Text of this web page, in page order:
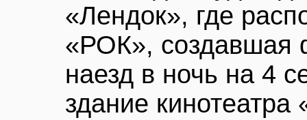
«Лендок», где
«РОК», создавшая
наезд в ночь на 4
здание кинотеатра